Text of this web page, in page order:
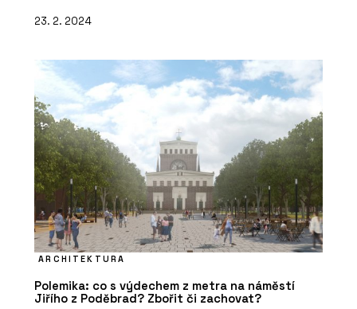
23. 2. 2024
ARCHITEKTURA
Polemika: co s výdechem z metra na náměstí
Jiřího z Poděbrad? Zbořit či zachovat?